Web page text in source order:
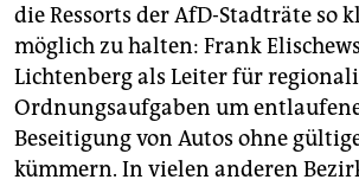
die Ressorts der AfD-Stadträte so
möglich zu halten: Frank
Lichtenberg als Leiter für
Ordnungsaufgaben um
Beseitigung von Autos ohne
kümmern. In vielen anderen